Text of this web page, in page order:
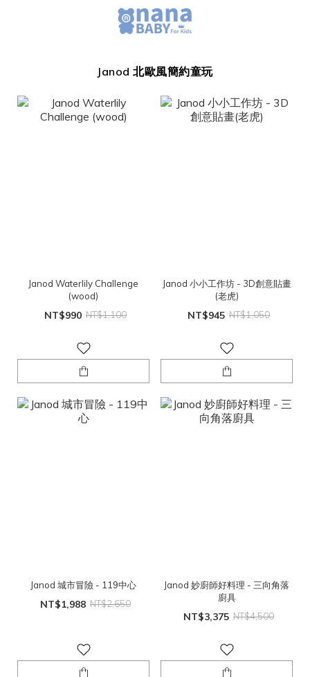
Janod 北歐風簡約童玩
Janod Waterlily Challenge
(wood)
NT$990 NT$1,100
Janod 小小工作坊 - 3D創意貼畫
(老虎)
NT$945 NT$1,050
Janod 城市冒險 - 119中心
NT$1,988 NT$2,650
Janod 妙廚師好料理 - 三向角落
廚具
NT$3,375 NT$4,500